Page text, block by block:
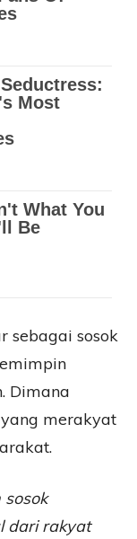
sebagai sosok
Dimana
merakyat
dari rakyat